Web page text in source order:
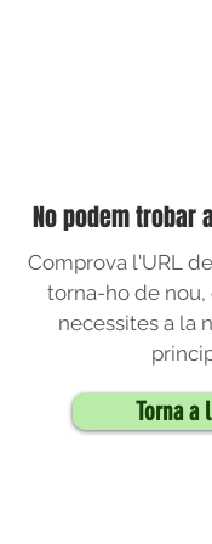
No podem trobar
Comprova l'URL
torna-ho de nou,
necessites a la
Torna a